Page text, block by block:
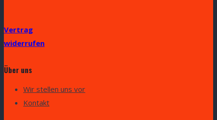
Vertrag
widerrufen
Über uns
Wir stellen uns vor
Kontakt